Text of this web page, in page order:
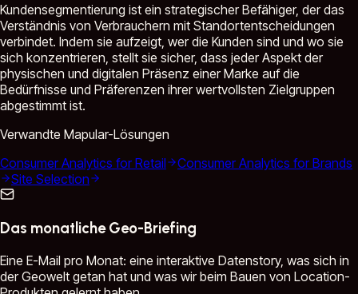
Kundensegmentierung ist ein strategischer Befähiger, der das
Verständnis von Verbrauchern mit Standortentscheidungen
verbindet. Indem sie aufzeigt, wer die Kunden sind und wo sie
sich konzentrieren, stellt sie sicher, dass jeder Aspekt der
physischen und digitalen Präsenz einer Marke auf die
Bedürfnisse und Präferenzen ihrer wertvollsten Zielgruppen
abgestimmt ist.
Verwandte Mapular-Lösungen
Consumer Analytics for Retail
Consumer Analytics for Brands
Site Selection
Das monatliche Geo-Briefing
Eine E-Mail pro Monat: eine interaktive Datenstory, was sich in
der Geowelt getan hat und was wir beim Bauen von Location-